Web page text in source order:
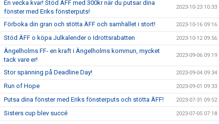
En vecka kvar! Stöd ÄFF med 300kr när du putsar dina
fönster med Eriks fönsterputs!
2023-10-23 10:33
Förboka din gran och stötta ÄFF och samhället i stort! 2023-10-16 09:16
Stöd ÄFF o köpa Julkalender o Idrottsrabatten 2023-10-12 09:56
Ängelholms FF- en kraft i Ängelholms kommun, mycket
tack vare er!
2023-09-06 09:19
Stor spänning på Deadline Day! 2023-09-04 09:34
Run of Hope 2023-09-01 09:33
Putsa dina fönster med Eriks fönsterputs och stötta ÄFF! 2023-07-31 09:52
Sisters cup blev succé 2023-07-05 07:18